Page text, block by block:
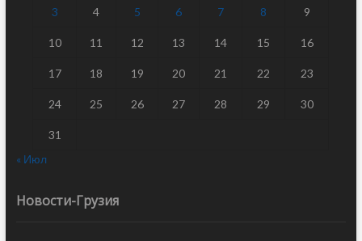
3 4 5 6 7 8 9
10 11 12 13 14 15 16
17 18 19 20 21 22 23
24 25 26 27 28 29 30
31
« Июл
Новости-Грузия